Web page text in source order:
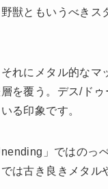
獣ともいうべき
れにメタル的なマ
を覆う。デス/ド
る印象です。
」ではのっ
は古き良きメタル